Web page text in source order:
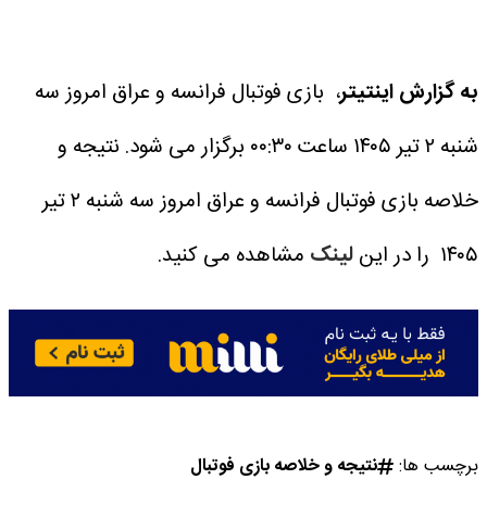
به گزارش اینتیتر، بازی فوتبال فرانسه و عراق امروز سه
شنبه ۲ تیر ۱۴۰۵ ساعت ۰۰:۳۰ برگزار می شود.
نتیجه و
خلاصه بازی فوتبال فرانسه و عراق امروز سه شنبه ۲ تیر
۱۴۰۵ را در این
لینک مشاهده می کنید.
برچسب ها: نتیجه و خلاصه بازی فوتبال